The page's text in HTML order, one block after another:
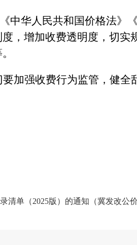
中华人民共和国价格法》
，增加收费透明度，切实
加强收费行为监管，健全
单（2025版）的通知（冀发改公价